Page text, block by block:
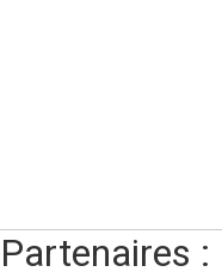
Partenaires :